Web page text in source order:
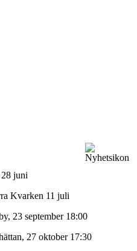
juni
Kvarken 11 juli
23 september 18:00
27 oktober 17:30